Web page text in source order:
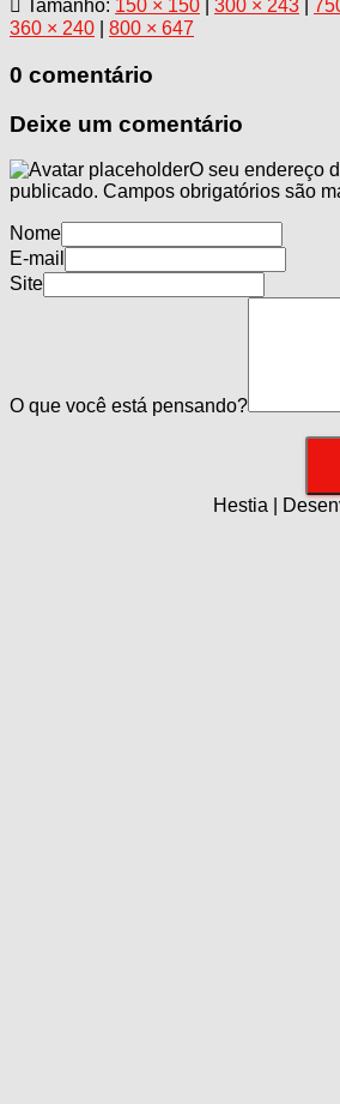
Tamanho: 150 × 150 300 × 243
360 × 240
800 × 647
0 comentário
Deixe um comentário
O seu endereço
publicado. Campos obrigatórios são
Nome
E-mail
Site
O que você está pensando?
Hestia |